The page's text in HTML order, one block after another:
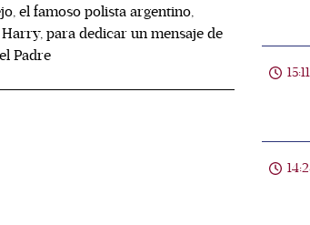
el famoso polista argentino,
para dedicar un mensaje de
Padre
15:11